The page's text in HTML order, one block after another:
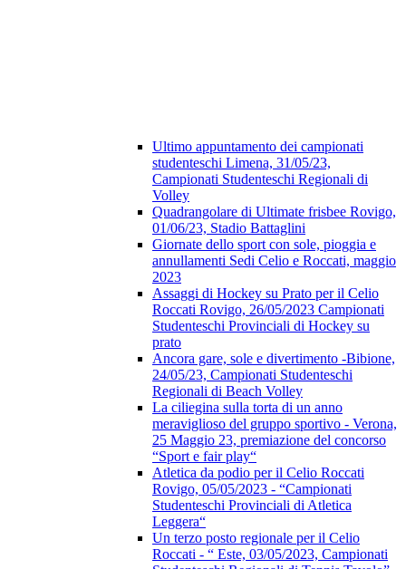
Ultimo appuntamento dei campionati
studenteschi Limena, 31/05/23,
Campionati Studenteschi Regionali di
Volley
Quadrangolare di Ultimate frisbee Rovigo,
01/06/23, Stadio Battaglini
Giornate dello sport con sole, pioggia e
annullamenti Sedi Celio e Roccati, maggio
2023
Assaggi di Hockey su Prato per il Celio
Roccati Rovigo, 26/05/2023 Campionati
Studenteschi Provinciali di Hockey su
prato
Ancora gare, sole e divertimento -Bibione,
24/05/23, Campionati Studenteschi
Regionali di Beach Volley
La ciliegina sulla torta di un anno
meraviglioso del gruppo sportivo - Verona,
25 Maggio 23, premiazione del concorso
“Sport e fair play“
Atletica da podio per il Celio Roccati
Rovigo, 05/05/2023 - “Campionati
Studenteschi Provinciali di Atletica
Leggera“
Un terzo posto regionale per il Celio
Roccati - “ Este, 03/05/2023, Campionati